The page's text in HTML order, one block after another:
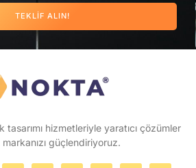
TEKLIF ALIN!
tasarımı hizmetleriyle yaratıcı çözümler
güçlendiriyoruz.